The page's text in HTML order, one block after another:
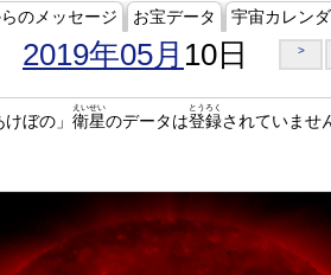
のメッセージ お宝データ 宇宙カレン
2019年05月 10日 >
ぼの」 衛星
えいせい
のデータは登録
とうろく
されていませ